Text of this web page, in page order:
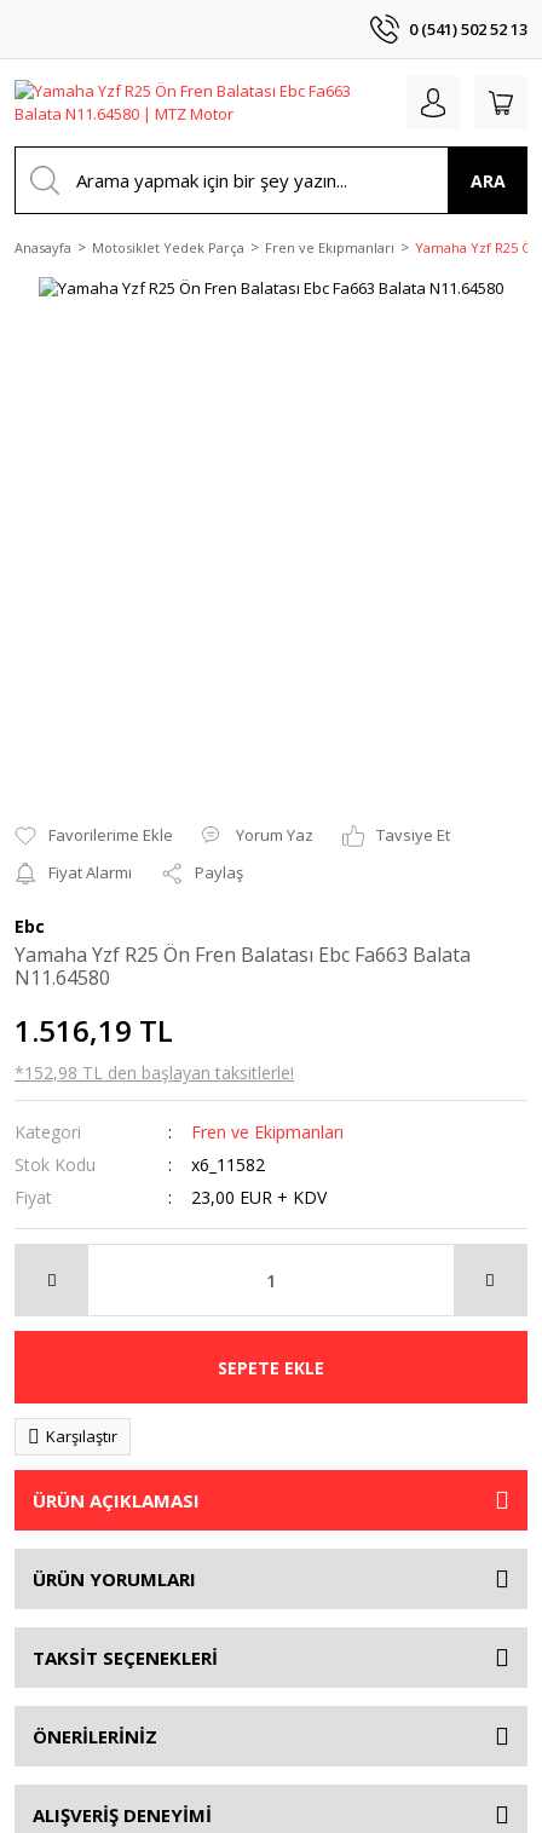
0 (541) 502 52 13
ARA
Anasayfa Motosiklet Yedek Parça Fren ve Ekipmanları Yamaha Yzf R25
Yorum Yaz
Tavsiye Et
Fiyat Alarmı
Paylaş
Ebc
Yamaha Yzf R25 Ön Fren Balatası Ebc Fa663 Balata
N11.64580
1.516,19 TL
*152,98 TL den başlayan taksitlerle!
Kategori
Fren ve Ekipmanları
Stok Kodu
x6_11582
Fiyat
23,00 EUR + KDV
SEPETE EKLE
Karşılaştır
ÜRÜN AÇIKLAMASI
ÜRÜN YORUMLARI
TAKSİT SEÇENEKLERİ
ÖNERİLERİNİZ
ALIŞVERİŞ DENEYİMİ